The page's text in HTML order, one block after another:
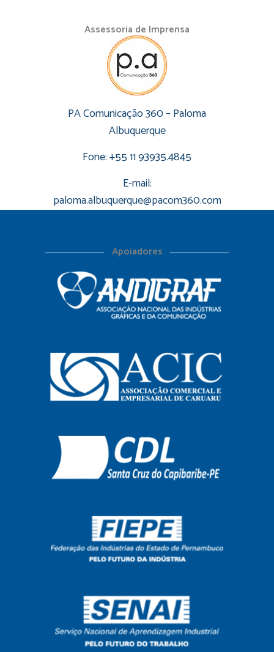
Assessoria de Imprensa
PA Comunicação 360 – Paloma
Albuquerque
Fone: +55 11 93935.4845
E-mail:
paloma.albuquerque@pacom360.com
Apoiadores